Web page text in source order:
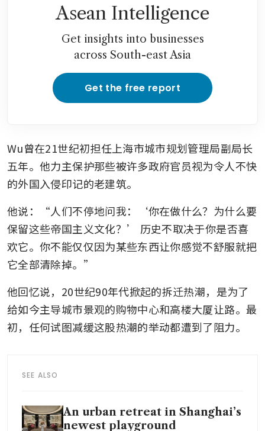
Asean Intelligence
Get insights into businesses
across South-east Asia
Get the free report
Wu曾在21世纪初担任上海市城市规划管理局副局长
五年。他力主保护那些被许多政府官员视为令人不快
的外国入侵印记的老建筑。
他说：“人们不停地问我：‘你在做什么？为什么要
保留这些帝国主义文化？’ 历史不取决于你是否喜
欢它。你不能仅仅因为某些东西让你感觉不舒服就把
它全部清除掉。”
他回忆说，20世纪90年代掀起的拆迁热潮，是为了
给如今主导城市景观的购物中心和高楼大厦让路。最
初，任何试图减缓这股热潮的举动都遭到了阻力。
SEE ALSO
An urban retreat in Shanghai’s
newest playground